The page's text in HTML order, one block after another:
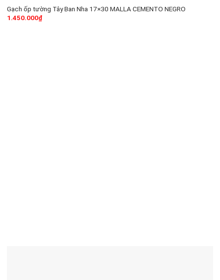
Gạch ốp tường Tây Ban Nha 17×30 MALLA CEMENTO NEGRO
1.450.000₫